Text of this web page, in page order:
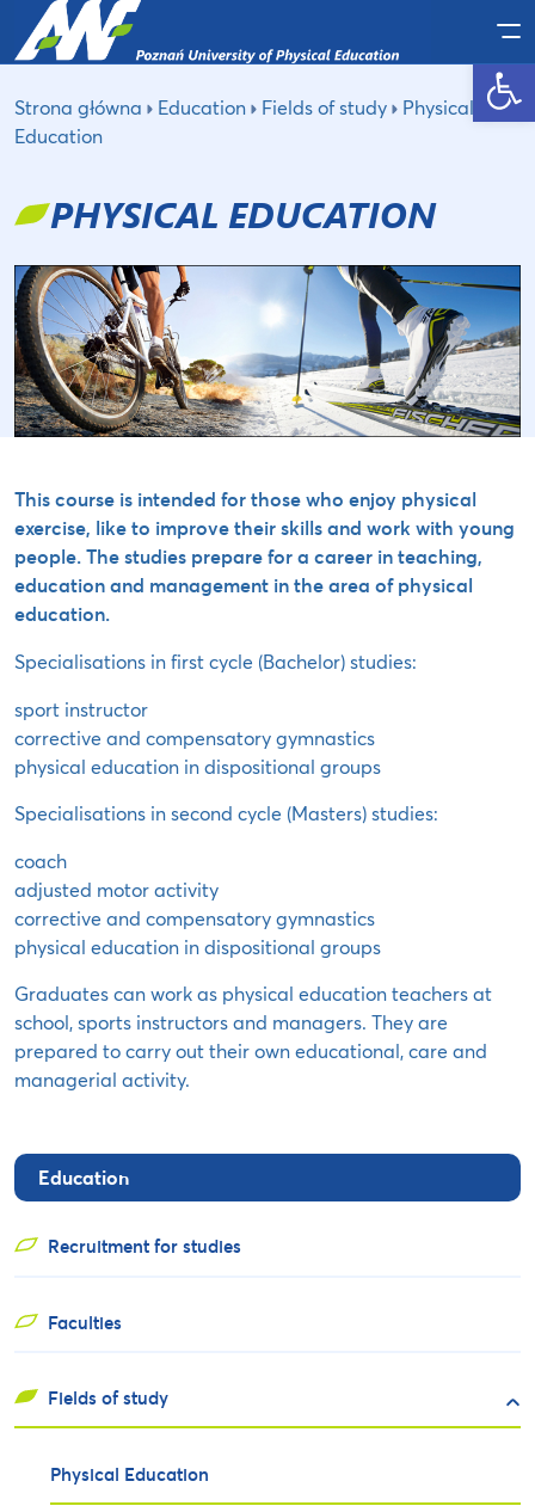
Open toolbar
Strona główna Education Fields of study
Physical
Education
PHYSICAL EDUCATION
Education
Recruitment for studies
Faculties
Fields of study
Physical Education
This course is intended for those who enjoy physical
exercise, like to improve their skills and work with young
people. The studies prepare for a career in teaching,
education and management in the area of physical
education.
Specialisations in first cycle (Bachelor) studies:
sport instructor
corrective and compensatory gymnastics
physical education in dispositional groups
Specialisations in second cycle (Masters) studies:
coach
adjusted motor activity
corrective and compensatory gymnastics
physical education in dispositional groups
Graduates can work as physical education teachers at
school, sports instructors and managers. They are
prepared to carry out their own educational, care and
managerial activity.